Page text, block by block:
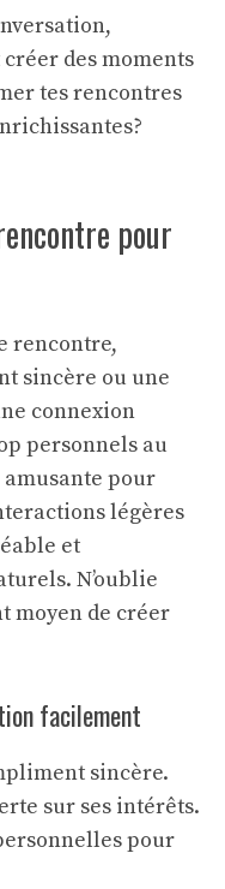
des moments
tes rencontres
pour
rencontre,
sincère ou une
connexion
personnels au
amusante pour
légères
et
N’oublie
moyen de créer
facilement
sincère.
sur ses intérêts.
pour